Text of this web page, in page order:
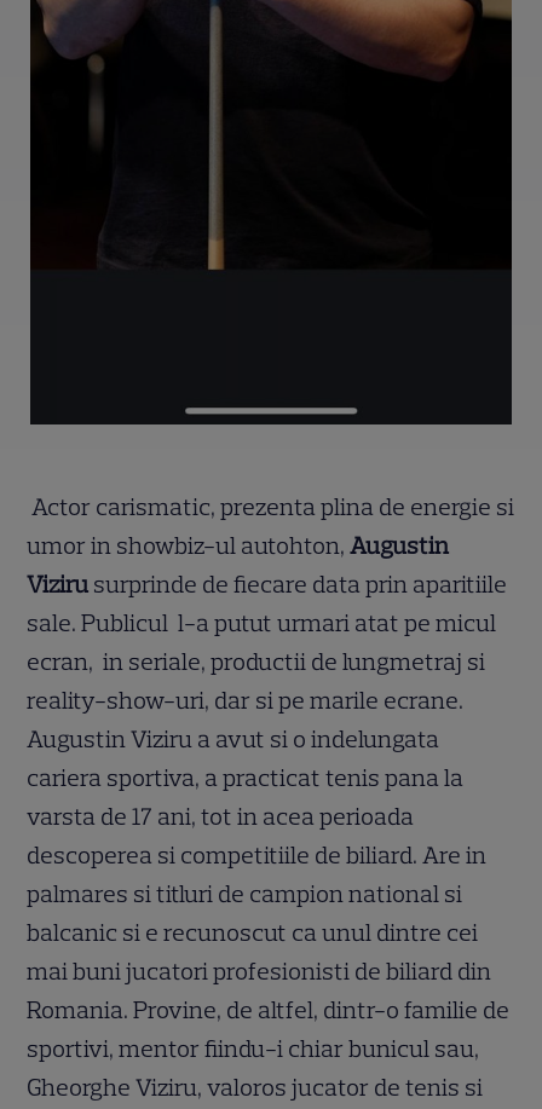
Actor carismatic, prezenta plina de energie si
umor in showbiz-ul autohton, Augustin
Viziru surprinde de fiecare data prin aparitiile
sale. Publicul l-a putut urmari atat pe micul
ecran, in seriale, productii de lungmetraj si
reality-show-uri, dar si pe marile ecrane.
Augustin Viziru a avut si o indelungata
cariera sportiva, a practicat tenis pana la
varsta de 17 ani, tot in acea perioada
descoperea si competitiile de biliard. Are in
palmares si titluri de campion national si
balcanic si e recunoscut ca unul dintre cei
mai buni jucatori profesionisti de biliard din
Romania. Provine, de altfel, dintr-o familie de
sportivi, mentor fiindu-i chiar bunicul sau,
Gheorghe Viziru, valoros jucator de tenis si